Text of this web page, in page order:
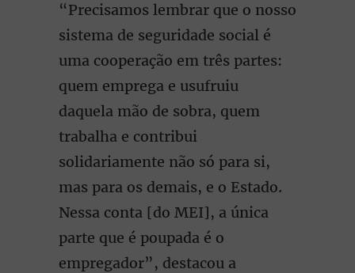
“Precisamos lembrar que o nosso
sistema de seguridade social é
uma cooperação em três partes:
quem emprega e usufruiu
daquela mão de sobra, quem
trabalha e contribui
solidariamente não só para si,
mas para os demais, e o Estado.
Nessa conta [do MEI], a única
parte que é poupada é o
empregador”, destacou a